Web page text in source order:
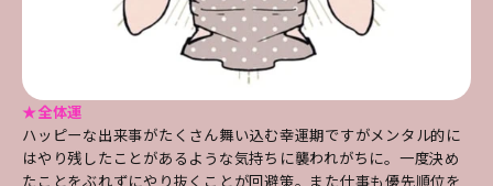
★全体運
ハッピーな出来事がたくさん舞い込む幸運期ですがメンタル的に
はやり残したことがあるような気持ちに襲われがちに。一度決め
たことをぶれずにやり抜くことが回避策。また仕事も優先順位を